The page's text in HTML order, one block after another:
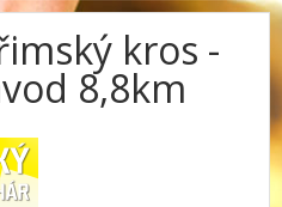
kros -
8,8km